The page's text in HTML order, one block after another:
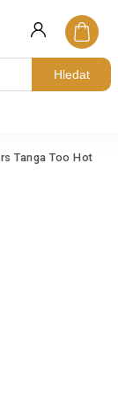
Hledat
Tanga Too Hot